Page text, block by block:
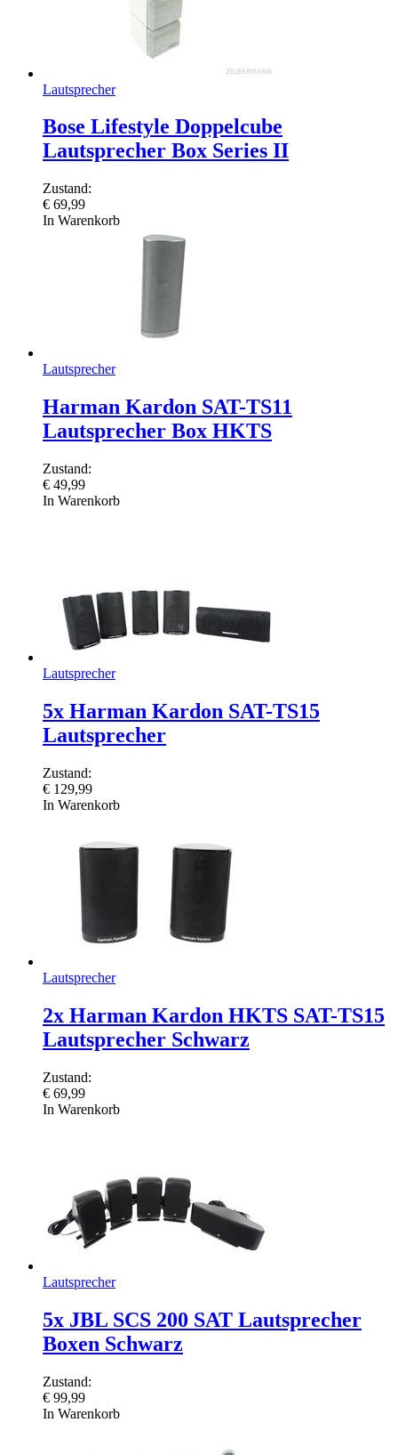
Lautsprecher
Bose Lifestyle Doppelcube
Lautsprecher Box Series II
Zustand:
€ 69,99
In Warenkorb
Lautsprecher
Harman Kardon SAT-TS11
Lautsprecher Box HKTS
Zustand:
€ 49,99
In Warenkorb
Lautsprecher
5x Harman Kardon SAT-TS15
Lautsprecher
Zustand:
€ 129,99
In Warenkorb
Lautsprecher
2x Harman Kardon HKTS SAT-TS15
Lautsprecher Schwarz
Zustand:
€ 69,99
In Warenkorb
Lautsprecher
5x JBL SCS 200 SAT Lautsprecher
Boxen Schwarz
Zustand:
€ 99,99
In Warenkorb